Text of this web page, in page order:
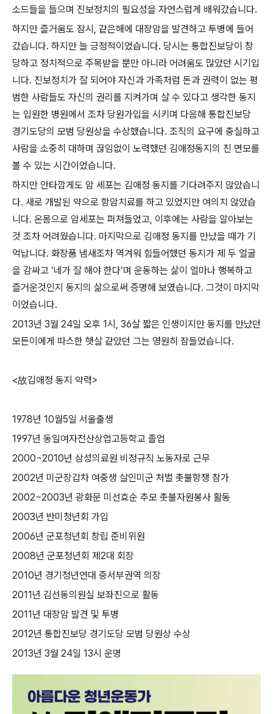
소드들을 들으며 진보정치의 필요성을 자연스럽게 배워갔습니다.
하지만 즐거움도 잠시 , 같은해에 대장암을 발견하고 투병에 들어
갔습니다. 하지만 늘 긍정적이었습니다. 당시는 통합진보당이 창
당하고 정치적으로 주목받을 뿐만 아니라 어려움도 많았던 시기입
니다. 진보정치가 잘 되어야 자신과 가족처럼 돈과 권력이 없는 평
범한 사람들도 자신의 권리를 지켜가며 살 수 있다고 생각한 동지
는 입원한 병원에서 조차 당원가입을 시키며 다음해 통합진보당
경기도당의 모범 당원상을 수상했습니다. 조직의 요구에 충실하고
사람을 소중히 대하며 끊임없이 노력했던 김애정동지의 진 면모를
볼 수 있는 시간이었습니다.
하지만 안타깝게도 암 세포는 김애정 동지를 기다려주지 않았습니
다. 새로 개발된 약으로 항암치료를 하고 있었지만 여의치 않았습
니다. 온몸으로 암세포는 퍼져들었고, 이후에는 사람을 알아보는
것 조차 어려웠습니다. 마지막으로 김애정 동지를 만났을 때가 기
억납니다. 화장품 냄새조차 역겨워 힘들어했던 동지가 제 두 얼굴
을 감싸고 ‘네가 잘 해야 한다’며 운동하는 삶이 얼마나 행복하고
즐거운것인지 동지의 삶으로써 증명해 보였습니다. 그것이 마지막
이었습니다.
2013년 3월 24일 오후 1시 , 36살 짧은 인생이지만 동지를 만났던
모든이에게 따스한 햇살 같았던 그는 영원히 잠들었습니다.
<故김애정 동지 약력>
1978년 10월5일 서울출생
1997년 동일여자전산상업고등학교 졸업
2000~2010년 삼성의료원 비정규직 노동자로 근무
2002년 미군장갑차 여중생 살인미군 처벌 촛불항쟁 참가
2002~2003년 광화문 미선효순 추모 촛불자원봉사 활동
2003년 반미청년회 가입
2006년 군포청년회 창립 준비위원
2008년 군포청년회 제 2대 회장
2010년 경기청년연대 중서부권역 의장
2011년 김선동의원실 보좌진으로 활동
2011년 대장암 발견 및 투병
2012년 통합진보당 경기도당 모범 당원상 수상
2013년 3월 24일 13시 운명